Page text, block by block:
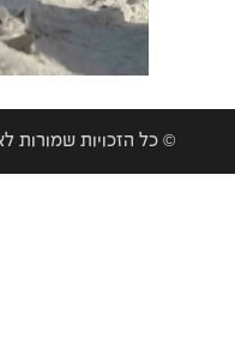
© כל הזכויות שמורות